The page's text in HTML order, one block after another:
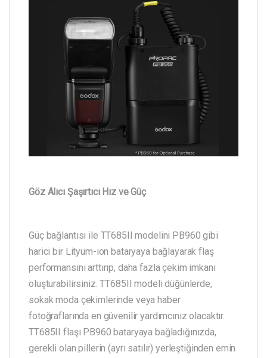
Göz Alıcı Şaşırtıcı Hız ve Güç
Güç bağlantısı ile TT685II modelini PB960 gibi
harici bir Lityum-ion bataryaya bağlayarak flaş
performansını arttırıp, daha fazla çekim imkanı
oluşturabilirsiniz. TT685II modeli düğünlerde,
sokak moda çekimlerinde veya haber
fotoğraflarında en güvenilir yardımcınız olacaktır.
TT685II flaşı PB960 bataryaya bağladığınızda,
gerekli olan pillerin (ayrı satılır) yerleştiğinden emin